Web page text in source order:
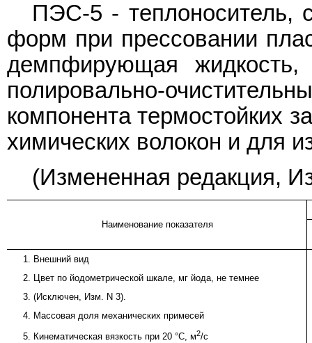
ПЭС-5 - теплоноситель,
форм при прессовании
демпфирующая
полировально-
компонента термостойких
химических волокон и для
(Измененная редакция,
Наименование показателя
1. Внешний вид
2. Цвет по йодометрической шкале, мг йода, не темнее
3. (Исключен, Изм. N 3).
4. Массовая доля механических примесей
5. Кинематическая вязкость при 20 °C, м2/с